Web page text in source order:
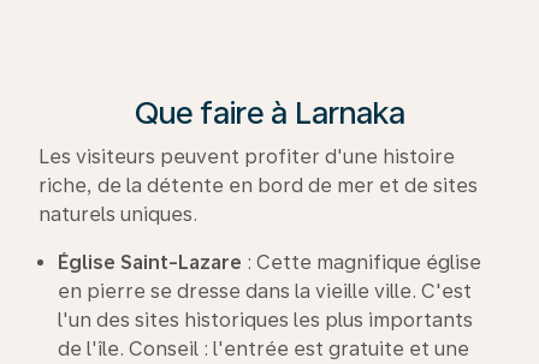
Que faire à Larnaka
Les visiteurs peuvent profiter d'une histoire
riche, de la détente en bord de mer et de sites
naturels uniques.
Église Saint-Lazare : Cette magnifique église
en pierre se dresse dans la vieille ville. C'est
l'un des sites historiques les plus importants
de l'île. Conseil : l'entrée est gratuite et une